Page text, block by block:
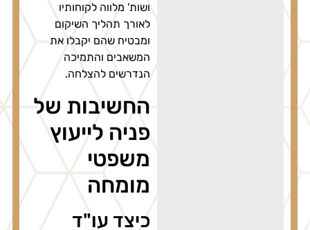
ושות' מלווה לקוחותיו
לאורך תהליך השיקום
ומבטיח שהם יקבלו את
המשאבים והתמיכה
הנדרשים להצלחה.
החשיבות של
פניה לייעוץ
משפטי
מומחה
כיצד עו"ד